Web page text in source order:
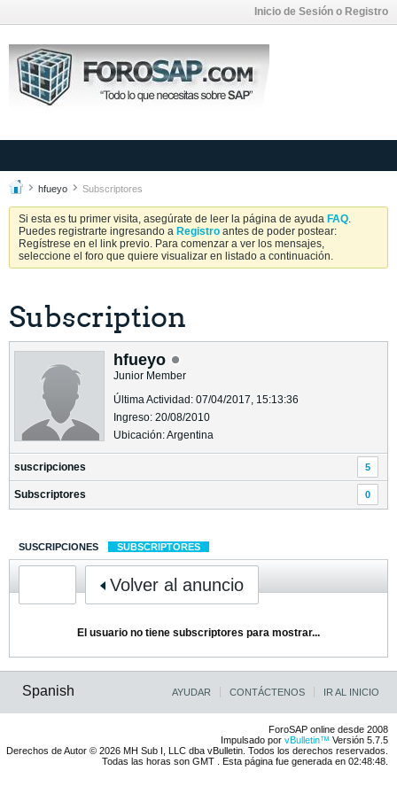
Inicio de Sesión o Registro
hfueyo Subscriptores
Si esta es tu primer visita, asegúrate de leer la página de ayuda FAQ.
Puedes registrarte ingresando a Registro antes de poder postear:
Regístrese en el link previo. Para comenzar a ver los mensajes,
seleccione el foro que quiere visualizar en listado a continuación.
Subscription
hfueyo
Junior Member
Última Actividad: 07/04/2017, 15:13:36
Ingreso: 20/08/2010
Ubicación: Argentina
suscripciones 5
Subscriptores 0
SUSCRIPCIONES SUBSCRIPTORES
Volver al anuncio
El usuario no tiene subscriptores para mostrar...
Spanish AYUDAR CONTÁCTENOS IR AL INICIO
ForoSAP online desde 2008
Impulsado por vBulletin™ Versión 5.7.5
Derechos de Autor © 2026 MH Sub I, LLC dba vBulletin. Todos los derechos reservados.
Todas las horas son GMT . Esta página fue generada en 02:48:48.